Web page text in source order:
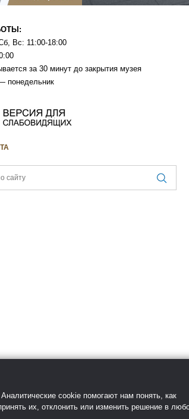
Вс: 11:00-18:00
за 30 минут до закрытия музея
понедельник
cookie помогают нам понять, как
их, отклонить или изменить решение в